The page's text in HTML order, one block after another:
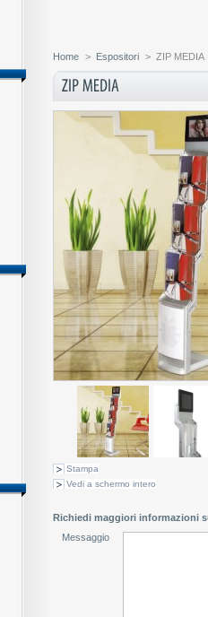
Home > Espositori > ZIP MEDIA
Stampa
Vedi a schermo intero
Richiedi maggiori informazioni
Messaggio